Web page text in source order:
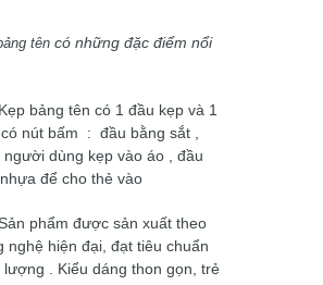
tên có những đặc điểm nổi
Kẹp bảng tên có 1 đầu kẹp và 1
nút bấm : đầu bằng sắt ,
người dùng kẹp vào áo , đầu
để cho thẻ vào
phẩm được sản xuất theo
nghệ hiện đại, đạt tiêu chuẩn
lượng . Kiểu dáng thon gọn, trẻ